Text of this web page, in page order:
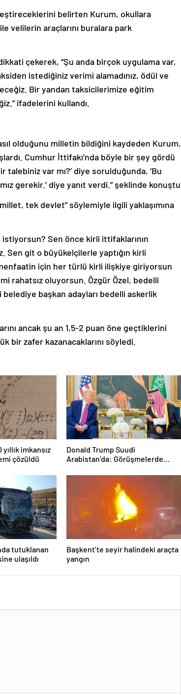
belirten Kurum, okullara
velilerin araçlarını buralara park
çekerek, “Şu anda birçok uygulama var,
istediğiniz verimi alamadınız, ödül ve
Bir yandan taksicilerimize eğitim
ifadelerini kullandı.
olduğunu milletin bildiğini kaydeden Kurum,
Cumhur İttifakı’nda böyle bir şey gördü
var mı?’ diye sorulduğunda, ‘Bu
gerekir.’ diye yanıt verdi.” şeklinde konuştu
tek devlet” söylemiyle ilgili yaklaşımına
Sen önce kirli ittifaklarının
Sen git o büyükelçilerle yaptığın kirli
için her türlü kirli ilişkiye giriyorsun
rahatsız oluyorsun. Özgür Özel, bedelli
belediye başkan adayları bedelli askerlik
ancak şu an 1,5-2 puan öne geçtiklerini
bir zafer kazanacaklarını söyledi.
imkansız
çözüldü
Donald Trump Suudi
Arabistan’da: Görüşmelerde
tutuklanan
ulaşıldı
Başkent’te seyir halindeki araçta
yangın